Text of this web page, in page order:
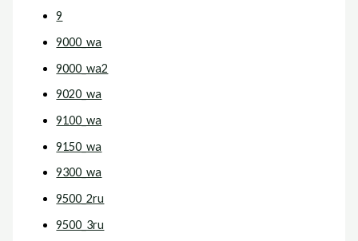
9
9000_wa
9000_wa2
9020_wa
9100_wa
9150_wa
9300_wa
9500_2ru
9500_3ru